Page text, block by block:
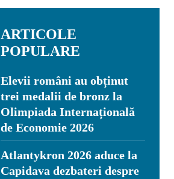
ARTICOLE
POPULARE
Elevii români au obținut
trei medalii de bronz la
Olimpiada Internațională
de Economie 2026
Atlantykron 2026 aduce la
Capidava dezbateri despre